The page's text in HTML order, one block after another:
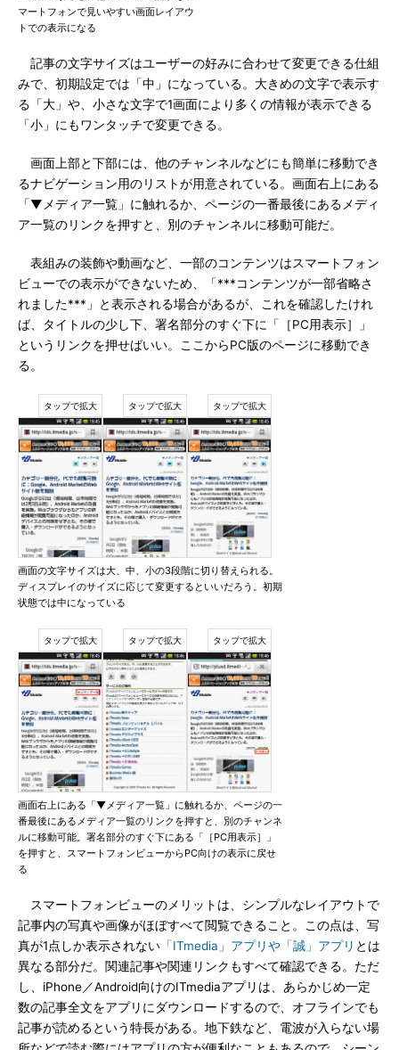
マートフォンで見いやすい画面レイアウ
トでの表示になる
記事の文字サイズはユーザーの好みに合わせて変更できる仕組
みで、初期設定では「中」になっている。大きめの文字で表示す
る「大」や、小さな文字で1画面により多くの情報が表示できる
「小」にもワンタッチで変更できる。
画面上部と下部には、他のチャンネルなどにも簡単に移動でき
るナビゲーション用のリストが用意されている。画面右上にある
「▼メディア一覧」に触れるか、ページの一番最後にあるメディ
ア一覧のリンクを押すと、別のチャンネルに移動可能だ。
表組みの装飾や動画など、一部のコンテンツはスマートフォン
ビューでの表示ができないため、「***コンテンツが一部省略さ
れました***」と表示される場合があるが、これを確認したけれ
ば、タイトルの少し下、署名部分のすぐ下に「［PC用表示］」
というリンクを押せばいい。ここからPC版のページに移動でき
る。
画面の文字サイズは大、中、小の3段階に切り替えられる。
ディスプレイのサイズに応じて変更するといいだろう。初期
状態では中になっている
画面右上にある「▼メディア一覧」に触れるか、ページの一
番最後にあるメディア一覧のリンクを押すと、別のチャンネ
ルに移動可能。署名部分のすぐ下にある「［PC用表示］」
を押すと、スマートフォンビューからPC向けの表示に戻せ
る
スマートフォンビューのメリットは、シンプルなレイアウトで
記事内の写真や画像がほぼすべて閲覧できること。この点は、写
真が1点しか表示されない 「ITmedia」アプリや「誠」アプリ とは
異なる部分だ。関連記事や関連リンクもすべて確認できる。ただ
し、iPhone／Android向けのITmediaアプリは、あらかじめ一定
数の記事全文をアプリにダウンロードするので、オフラインでも
記事が読めるという特長がある。地下鉄など、電波が入らない場